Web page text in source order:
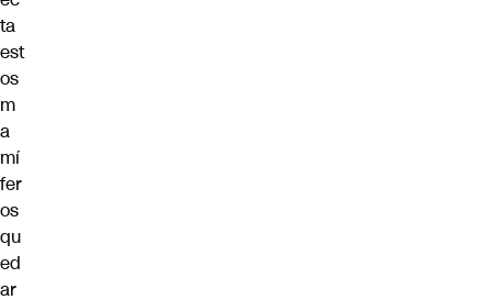
ta
est
os
m
a
mí
fer
os
qu
ed
ar